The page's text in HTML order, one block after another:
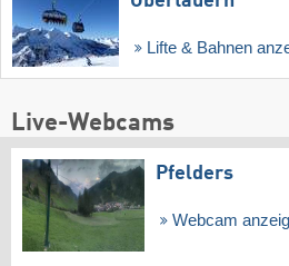
Lifte & Bahnen
Live-Webcams
Pfelders
Webcam